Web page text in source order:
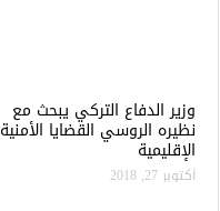
وزير الدفاع التركي يبحث مع
نظيره الروسي القضايا الأمنية
الإقليمية
أكتوبر 27, 2018